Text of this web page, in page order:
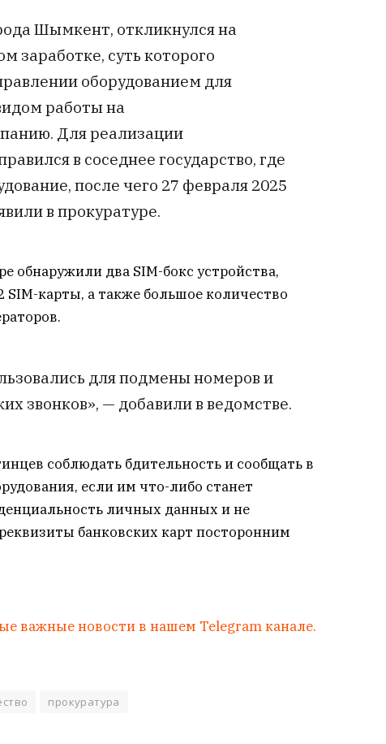
Шымкент, откликнулся на
заработке, суть которого
оборудованием для
работы на
Для реализации
в соседнее государство, где
после чего 27 февраля 2025
в прокуратуре.
обнаружили два SIM-бокс устройства,
карты, а также большое количество
для подмены номеров и
звонков», — добавили в ведомстве.
соблюдать бдительность и сообщать в
если им что-либо станет
личных данных и не
банковских карт посторонним
важные новости в нашем Telegram канале.
прокуратура